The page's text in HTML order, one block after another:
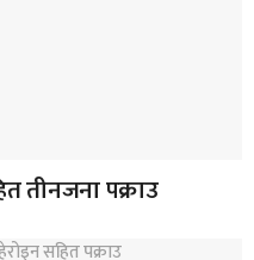
तीनजना पक्राउ